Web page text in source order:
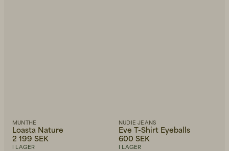
MUNTHE
Loasta Nature
2 199 SEK
I LAGER
NUDIE JEANS
Eve T-Shirt Eyeballs
600 SEK
I LAGER